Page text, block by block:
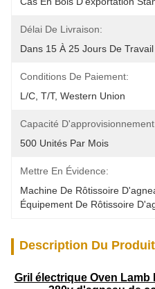
Délai De Livraison:
Dans 15 À 25 Jours De Travail
Conditions De Paiement:
L/C, T/T, Western Union
Capacité
500 Unités Par Mois
Mettre En Évidence:
Machine De Rôtissoire
Équipement De Rôtissoire
Description Du Produit
Gril électrique Oven